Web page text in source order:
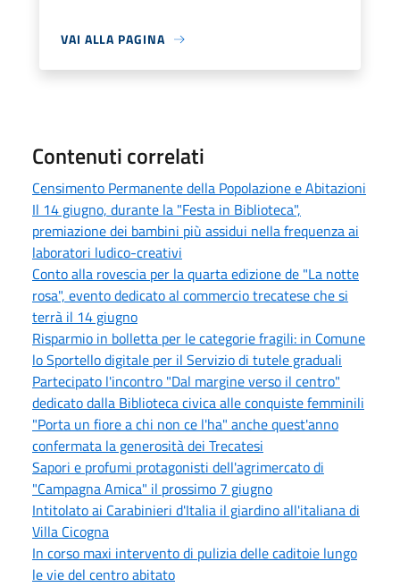
VAI ALLA PAGINA
Contenuti correlati
Censimento Permanente della Popolazione e Abitazioni
Il 14 giugno, durante la "Festa in Biblioteca",
premiazione dei bambini più assidui nella frequenza ai
laboratori ludico-creativi
Conto alla rovescia per la quarta edizione de "La notte
rosa", evento dedicato al commercio trecatese che si
terrà il 14 giugno
Risparmio in bolletta per le categorie fragili: in Comune
lo Sportello digitale per il Servizio di tutele graduali
Partecipato l'incontro "Dal margine verso il centro"
dedicato dalla Biblioteca civica alle conquiste femminili
"Porta un fiore a chi non ce l'ha" anche quest'anno
confermata la generosità dei Trecatesi
Sapori e profumi protagonisti dell'agrimercato di
"Campagna Amica" il prossimo 7 giugno
Intitolato ai Carabinieri d'Italia il giardino all'italiana di
Villa Cicogna
In corso maxi intervento di pulizia delle caditoie lungo
le vie del centro abitato